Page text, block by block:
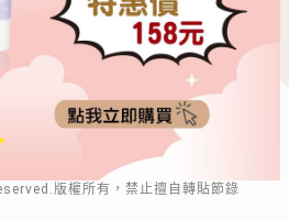
版權所有，禁止擅自轉貼節錄